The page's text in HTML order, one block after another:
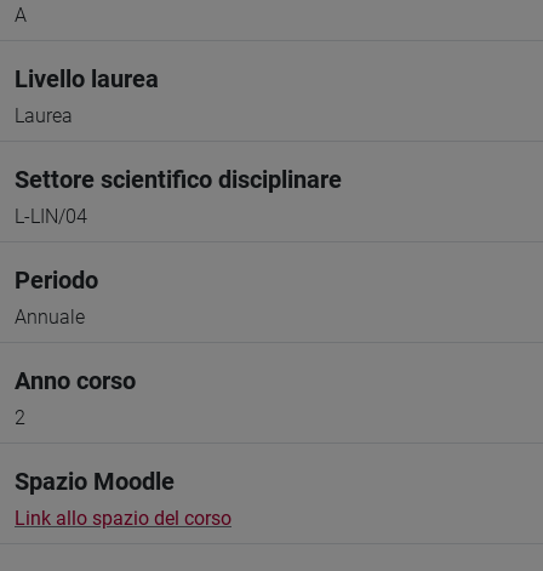
A
Livello laurea
Laurea
Settore scientifico disciplinare
L-LIN/04
Periodo
Annuale
Anno corso
2
Spazio Moodle
Link allo spazio del corso